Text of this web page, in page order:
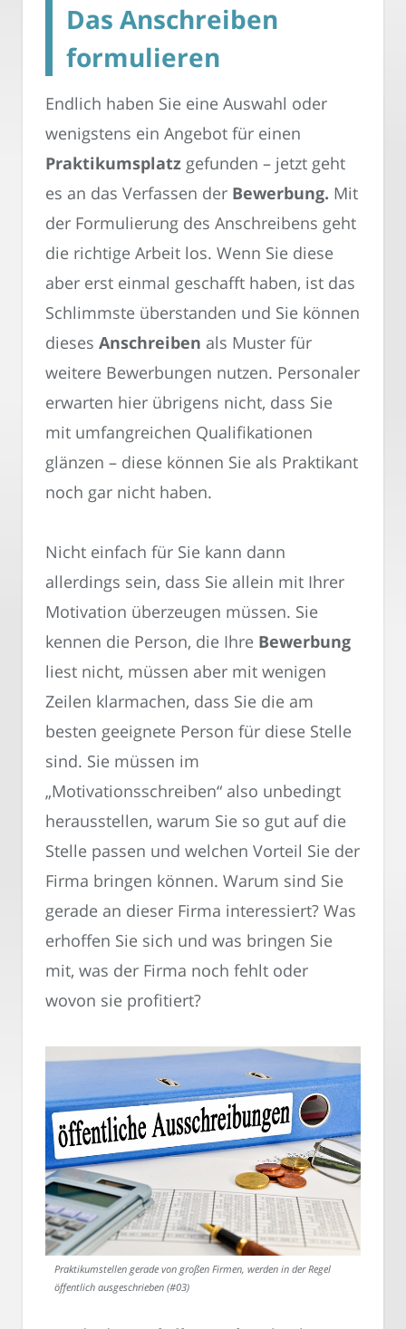
Das Anschreiben
formulieren
Endlich haben Sie eine Auswahl oder
wenigstens ein Angebot für einen
Praktikumsplatz gefunden – jetzt geht
es an das Verfassen der Bewerbung. Mit
der Formulierung des Anschreibens geht
die richtige Arbeit los. Wenn Sie diese
aber erst einmal geschafft haben, ist das
Schlimmste überstanden und Sie können
dieses Anschreiben als Muster für
weitere Bewerbungen nutzen. Personaler
erwarten hier übrigens nicht, dass Sie
mit umfangreichen Qualifikationen
glänzen – diese können Sie als Praktikant
noch gar nicht haben.
Nicht einfach für Sie kann dann
allerdings sein, dass Sie allein mit Ihrer
Motivation überzeugen müssen. Sie
kennen die Person, die Ihre Bewerbung
liest nicht, müssen aber mit wenigen
Zeilen klarmachen, dass Sie die am
besten geeignete Person für diese Stelle
sind. Sie müssen im
„Motivationsschreiben“ also unbedingt
herausstellen, warum Sie so gut auf die
Stelle passen und welchen Vorteil Sie der
Firma bringen können. Warum sind Sie
gerade an dieser Firma interessiert? Was
erhoffen Sie sich und was bringen Sie
mit, was der Firma noch fehlt oder
wovon sie profitiert?
Praktikumstellen gerade von großen Firmen, werden in der Regel
öffentlich ausgeschrieben (#03)